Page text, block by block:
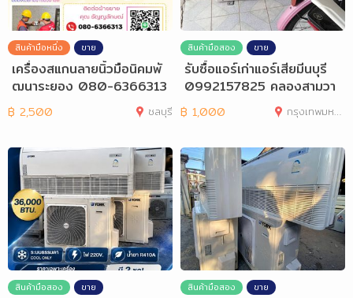
สินค้ามือหนึ่ง ขาย
เครื่องสแกนลายนิ้วมือนิคมพั
ฒนาระยอง 080-6366313
ระยอง
฿ 2,500 ชลบุรี
สินค้ามือสอง ขาย
รับซื้อแอร์เก่าแอร์เสียมีนบุรี
0992157825 คลองสามวา
ลำลูกกา
฿ 1,000 กรุงเทพมหานคร
สินค้ามือสอง ขาย สินค้ามือสอง ขาย